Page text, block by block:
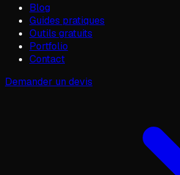
Blog
Guides pratiques
Outils gratuits
Portfolio
Contact
Demander un devis